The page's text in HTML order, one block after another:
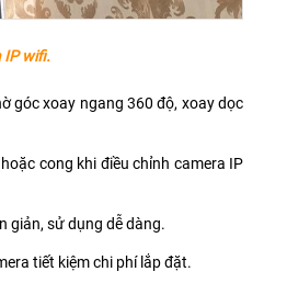
IP wifi.
góc xoay ngang 360 độ, xoay dọc
cong khi điều chỉnh camera IP
giản, sử dụng dễ dàng.
tiết kiệm chi phí lắp đặt.